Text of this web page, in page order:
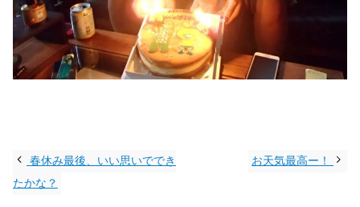
春休み最後、いい思いででき
たかな？
お天気最高ー！